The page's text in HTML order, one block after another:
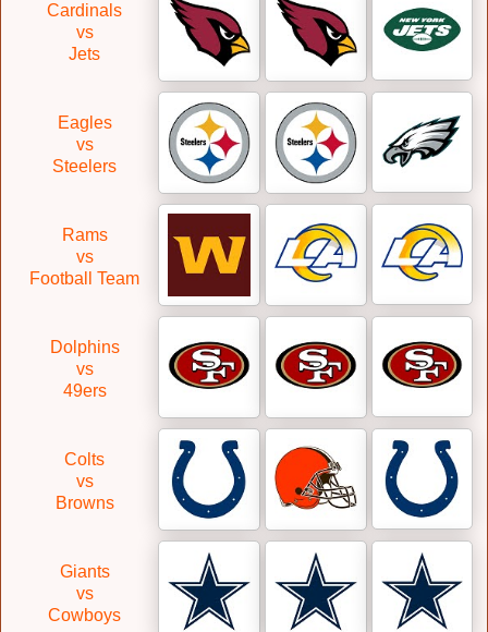
Cardinals
vs
Jets
Eagles
vs
Steelers
Rams
vs
Football Team
Dolphins
vs
49ers
Colts
vs
Browns
Giants
vs
Cowboys